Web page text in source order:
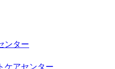
ンター
ケアセンター